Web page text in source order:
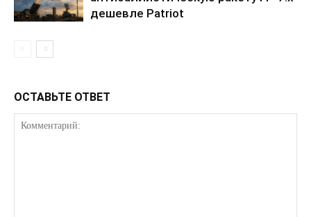
дешевле Patriot
ОСТАВЬТЕ ОТВЕТ